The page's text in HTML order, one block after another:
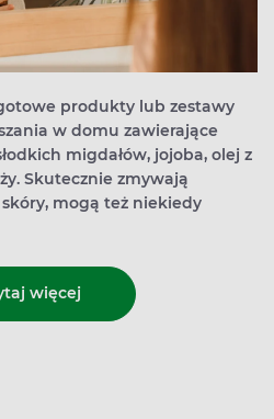
produkty lub zestawy
w domu zawierające
migdałów, jojoba, olej z
Skutecznie zmywają
mogą też niekiedy
więcej